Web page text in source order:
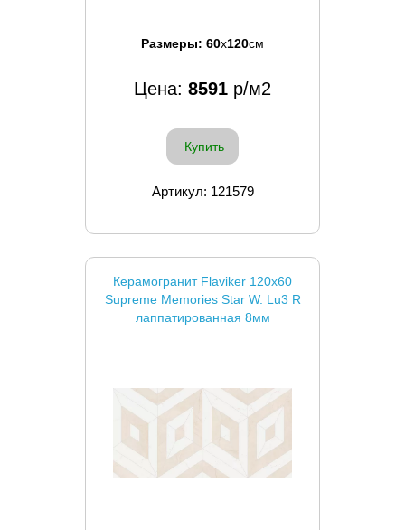
Размеры: 60x120см
Цена: 8591 р/м2
Купить
Артикул: 121579
Керамогранит Flaviker 120x60
Supreme Memories Star W. Lu3 R
лаппатированная 8мм